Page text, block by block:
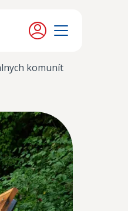
Moje konto
Menu
komunít